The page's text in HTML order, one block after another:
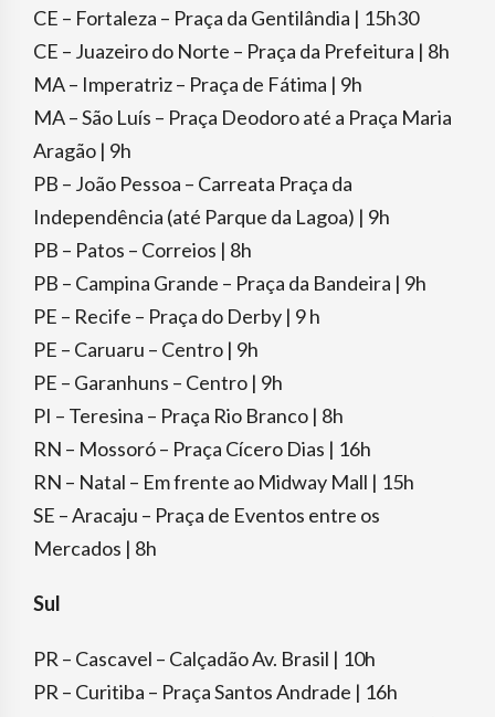
CE – Fortaleza – Praça da Gentilândia | 15h30
CE – Juazeiro do Norte – Praça da Prefeitura | 8h
MA – Imperatriz – Praça de Fátima | 9h
MA – São Luís – Praça Deodoro até a Praça Maria
Aragão | 9h
PB – João Pessoa – Carreata Praça da
Independência (até Parque da Lagoa) | 9h
PB – Patos – Correios | 8h
PB – Campina Grande – Praça da Bandeira | 9h
PE – Recife – Praça do Derby | 9 h
PE – Caruaru – Centro | 9h
PE – Garanhuns – Centro | 9h
PI – Teresina – Praça Rio Branco | 8h
RN – Mossoró – Praça Cícero Dias | 16h
RN – Natal – Em frente ao Midway Mall | 15h
SE – Aracaju – Praça de Eventos entre os
Mercados | 8h
Sul
PR – Cascavel – Calçadão Av. Brasil | 10h
PR – Curitiba – Praça Santos Andrade | 16h